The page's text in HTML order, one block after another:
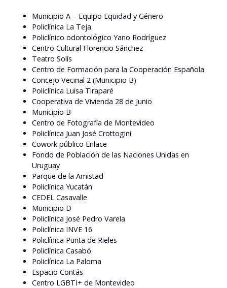
Municipio A – Equipo Equidad y Género
Policlínica La Teja
Policlínico odontológico Yano Rodríguez
Centro Cultural Florencio Sánchez
Teatro Solís
Centro de Formación para la Cooperación Española
Concejo Vecinal 2 (Municipio B)
Policlínica Luisa Tiraparé
Cooperativa de Vivienda 28 de Junio
Municipio B
Centro de Fotografía de Montevideo
Policlínica Juan José Crottogini
Cowork público Enlace
Fondo de Población de las Naciones Unidas en
Uruguay
Parque de la Amistad
Policlínica Yucatán
CEDEL Casavalle
Municipio D
Policlínica José Pedro Varela
Policlínica INVE 16
Policlínica Punta de Rieles
Policlínica Casabó
Policlínica La Paloma
Espacio Contás
Centro LGBTI+ de Montevideo